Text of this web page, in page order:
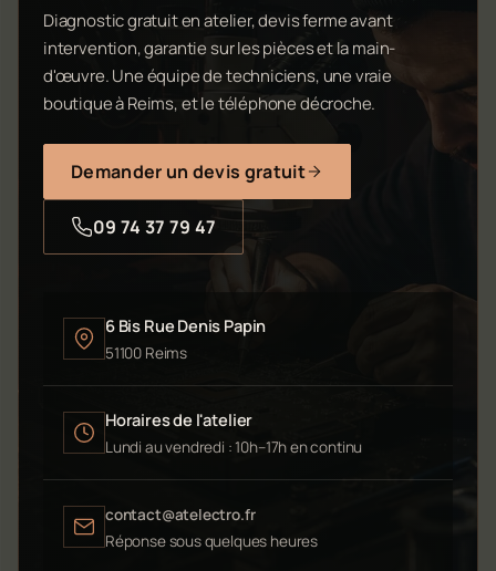
Diagnostic gratuit en atelier, devis ferme avant
intervention, garantie sur les pièces et la main-
d'œuvre. Une équipe de techniciens, une vraie
boutique à Reims, et le téléphone décroche.
Demander un devis gratuit
09 74 37 79 47
6 Bis Rue Denis Papin
51100 Reims
Horaires de l'atelier
Lundi au vendredi : 10h–17h en continu
contact@atelectro.fr
Réponse sous quelques heures